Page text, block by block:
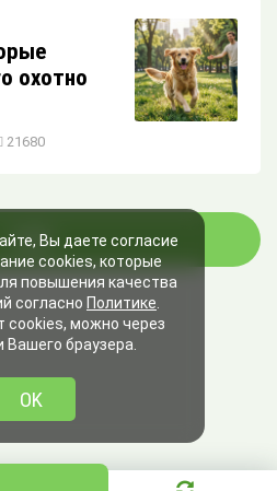
охотно
21680
ЕЩЁВы даете согласие
cookies, которые
повышения качества
согласно Политике
cookies, можно через
Вашего браузера.
OK